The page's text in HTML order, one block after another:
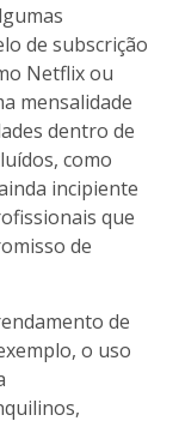
de subscrição
Netflix ou
mensalidade
dentro de
como
incipiente
que
de
de
o uso